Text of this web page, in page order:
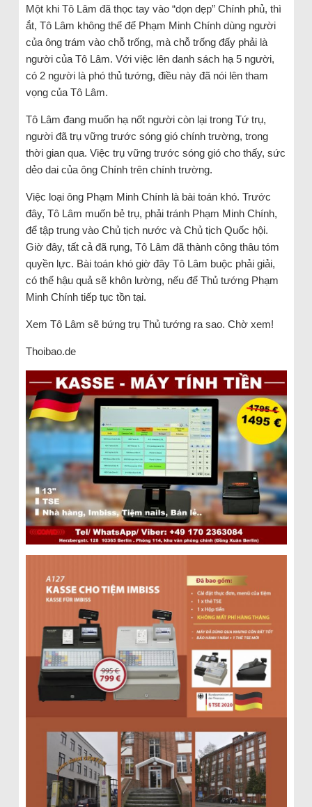
Một khi Tô Lâm đã thọc tay vào “dọn dẹp” Chính phủ, thì
ắt, Tô Lâm không thể để Phạm Minh Chính dùng người
của ông trám vào chỗ trống, mà chỗ trống đấy phải là
người của Tô Lâm. Với việc lên danh sách hạ 5 người,
có 2 người là phó thủ tướng, điều này đã nói lên tham
vọng của Tô Lâm.
Tô Lâm đang muốn hạ nốt người còn lại trong Tứ trụ,
người đã trụ vững trước sóng gió chính trường, trong
thời gian qua. Việc trụ vững trước sóng gió cho thấy, sức
dẻo dai của ông Chính trên chính trường.
Việc loại ông Phạm Minh Chính là bài toán khó. Trước
đây, Tô Lâm muốn bẻ trụ, phải tránh Phạm Minh Chính,
để tập trung vào Chủ tịch nước và Chủ tịch Quốc hội.
Giờ đây, tất cả đã rụng, Tô Lâm đã thành công thâu tóm
quyền lực. Bài toán khó giờ đây Tô Lâm buộc phải giải,
có thể hậu quả sẽ khôn lường, nếu để Thủ tướng Phạm
Minh Chính tiếp tục tồn tại.
Xem Tô Lâm sẽ bứng trụ Thủ tướng ra sao. Chờ xem!
Thoibao.de